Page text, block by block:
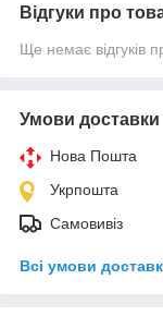
Відгуки про
Ще немає відгуків
Умови доставки
Нова Пошта
Укрпошта
Самовивіз
Всі умови